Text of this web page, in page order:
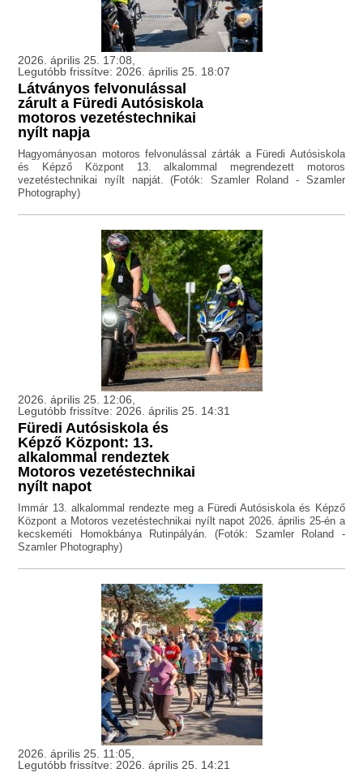
2026. április 25. 17:08,
Legutóbb frissítve: 2026. április 25. 18:07
Látványos felvonulással
zárult a Füredi Autósiskola
motoros vezetéstechnikai
nyílt napja
Hagyományosan motoros felvonulással zárták a Füredi Autósiskola
és Képző Központ 13. alkalommal megrendezett motoros
vezetéstechnikai nyílt napját. (Fotók: Szamler Roland - Szamler
Photography)
2026. április 25. 12:06,
Legutóbb frissítve: 2026. április 25. 14:31
Füredi Autósiskola és
Képző Központ: 13.
alkalommal rendeztek
Motoros vezetéstechnikai
nyílt napot
Immár 13. alkalommal rendezte meg a Füredi Autósiskola és Képző
Központ a Motoros vezetéstechnikai nyílt napot 2026. április 25-én a
kecskeméti Homokbánya Rutinpályán. (Fotók: Szamler Roland -
Szamler Photography)
2026. április 25. 11:05,
Legutóbb frissítve: 2026. április 25. 14:21